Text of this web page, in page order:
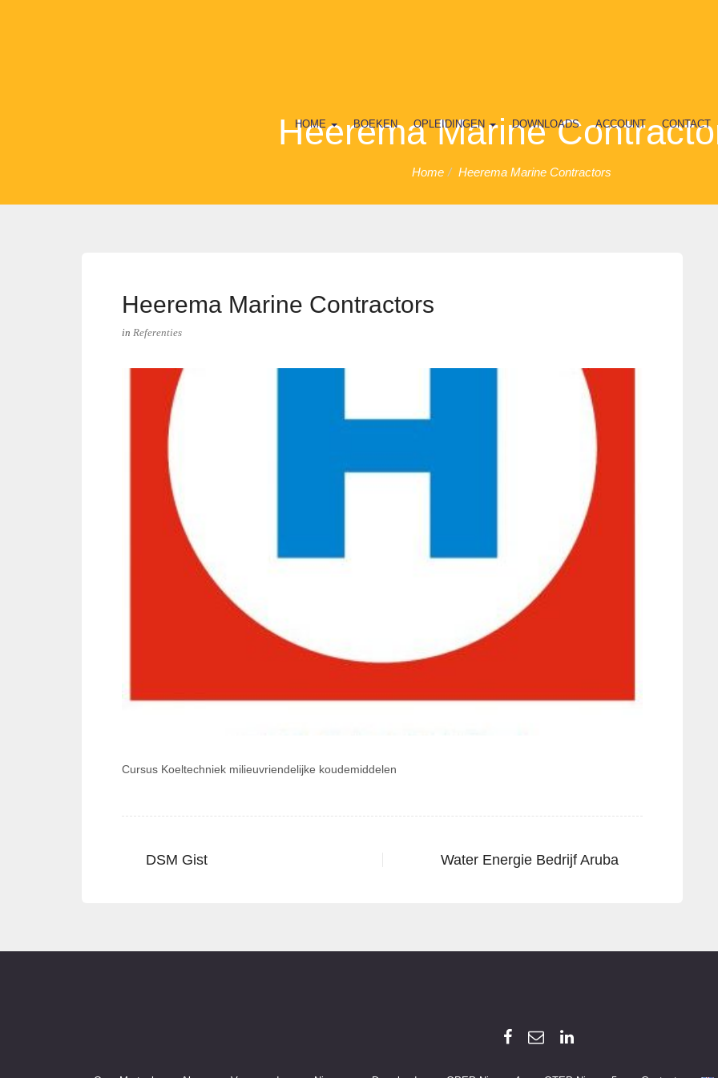
HOME BOEKEN OPLEIDINGEN DOWNLOADS ACCOUNT CONTACT
Heerema Marine
Home Heerema Marine Contractors
Heerema Marine Contractors
in Referenties
Cursus Koeltechniek milieuvriendelijke koudemiddelen
Bericht
DSM Gist
Water Energie Bedrijf Aruba